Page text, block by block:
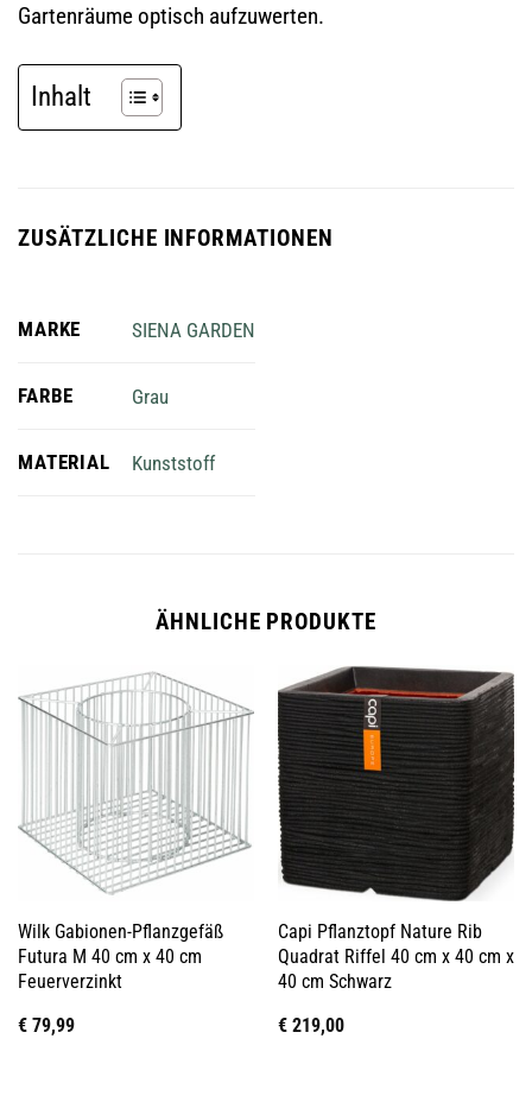
Gartenräume optisch aufzuwerten.
Inhalt
ZUSÄTZLICHE INFORMATIONEN
MARKE SIENA GARDEN
FARBE Grau
MATERIAL Kunststoff
ÄHNLICHE PRODUKTE
Wilk Gabionen-Pflanzgefäß
Futura M 40 cm x 40 cm
Feuerverzinkt
€79,99
Capi Pflanztopf Nature Rib
Quadrat Riffel 40 cm x 40 cm x
40 cm Schwarz
€219,00